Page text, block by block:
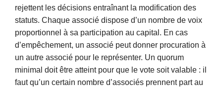
rejettent les décisions entraînant la modification des
statuts. Chaque associé dispose d’un nombre de voix
proportionnel à sa participation au capital. En cas
d’empêchement, un associé peut donner procuration à
un autre associé pour le représenter. Un quorum
minimal doit être atteint pour que le vote soit valable : il
faut qu’un certain nombre d’associés prennent part au